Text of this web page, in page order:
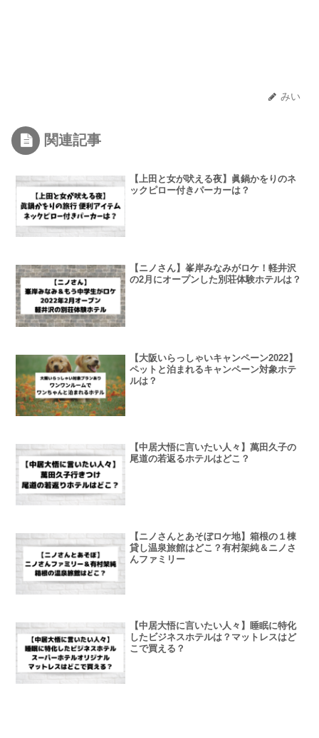
みい
関連記事
【上田と女が吠える夜】眞鍋かをりのネ
ックピロー付きパーカーは？
【ニノさん】峯岸みなみがロケ！軽井沢
の2月にオープンした別荘体験ホテルは？
【大阪いらっしゃいキャンペーン2022】
ペットと泊まれるキャンペーン対象ホテ
ルは？
【中居大悟に言いたい人々】萬田久子の
尾道の若返るホテルはどこ？
【ニノさんとあそぼロケ地】箱根の１棟
貸し温泉旅館はどこ？有村架純＆ニノさ
んファミリー
【中居大悟に言いたい人々】睡眠に特化
したビジネスホテルは？マットレスはど
こで買える？